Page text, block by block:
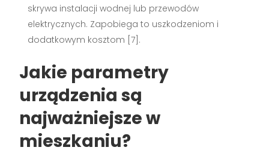
skrywa instalacji wodnej lub przewodów
elektrycznych. Zapobiega to uszkodzeniom i
dodatkowym kosztom [7] .
Jakie parametry
urządzenia są
najważniejsze w
mieszkaniu?